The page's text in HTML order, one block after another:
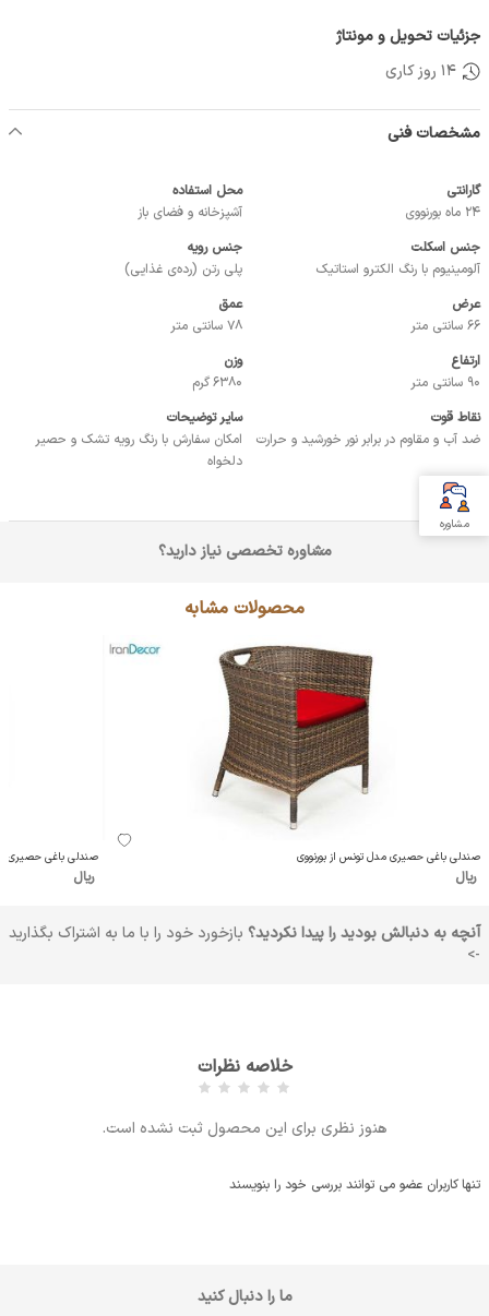
جزئیات تحویل و مونتاژ
14 روز کاری
مشخصات فنی
گارانتی
24 ماه بورنووی
محل استفاده
آشپزخانه و فضای باز
جنس اسکلت
آلومینیوم با رنگ الکترو استاتیک
جنس رویه
پلی رتن (رده‌ی غذایی)
عرض
66 سانتی متر
عمق
78 سانتی متر
ارتفاع
90 سانتی متر
وزن
6380 گرم
نقاط قوت
ضد آب و مقاوم در برابر نور خورشید و حرارت
سایر توضیحات
امکان سفارش با رنگ رویه تشک و حصیر
دلخواه
مشاوره تخصصی نیاز دارید؟
محصولات مشابه
صندلی باغی حصیری مدل تونس از بورنووی
ریال
صندلی باغی حصیری
ریال
آنچه به دنبالش بودید را پیدا نکردید؟ بازخورد خود را با ما به اشتراک بگذارید
->
خلاصه نظرات
هنوز نظری برای این محصول ثبت نشده است.
تنها کاربران عضو می توانند بررسی خود را بنویسند
ما را دنبال کنید
مشاوره